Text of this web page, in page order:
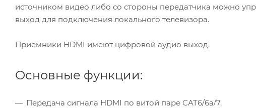
источником видео либо со стороны передатчика можно
выход для подключения локального телевизора.
Приемники HDMI имеют цифровой аудио выход.
Основные функции:
Передача сигнала HDMI по витой паре CAT6/6a/7.